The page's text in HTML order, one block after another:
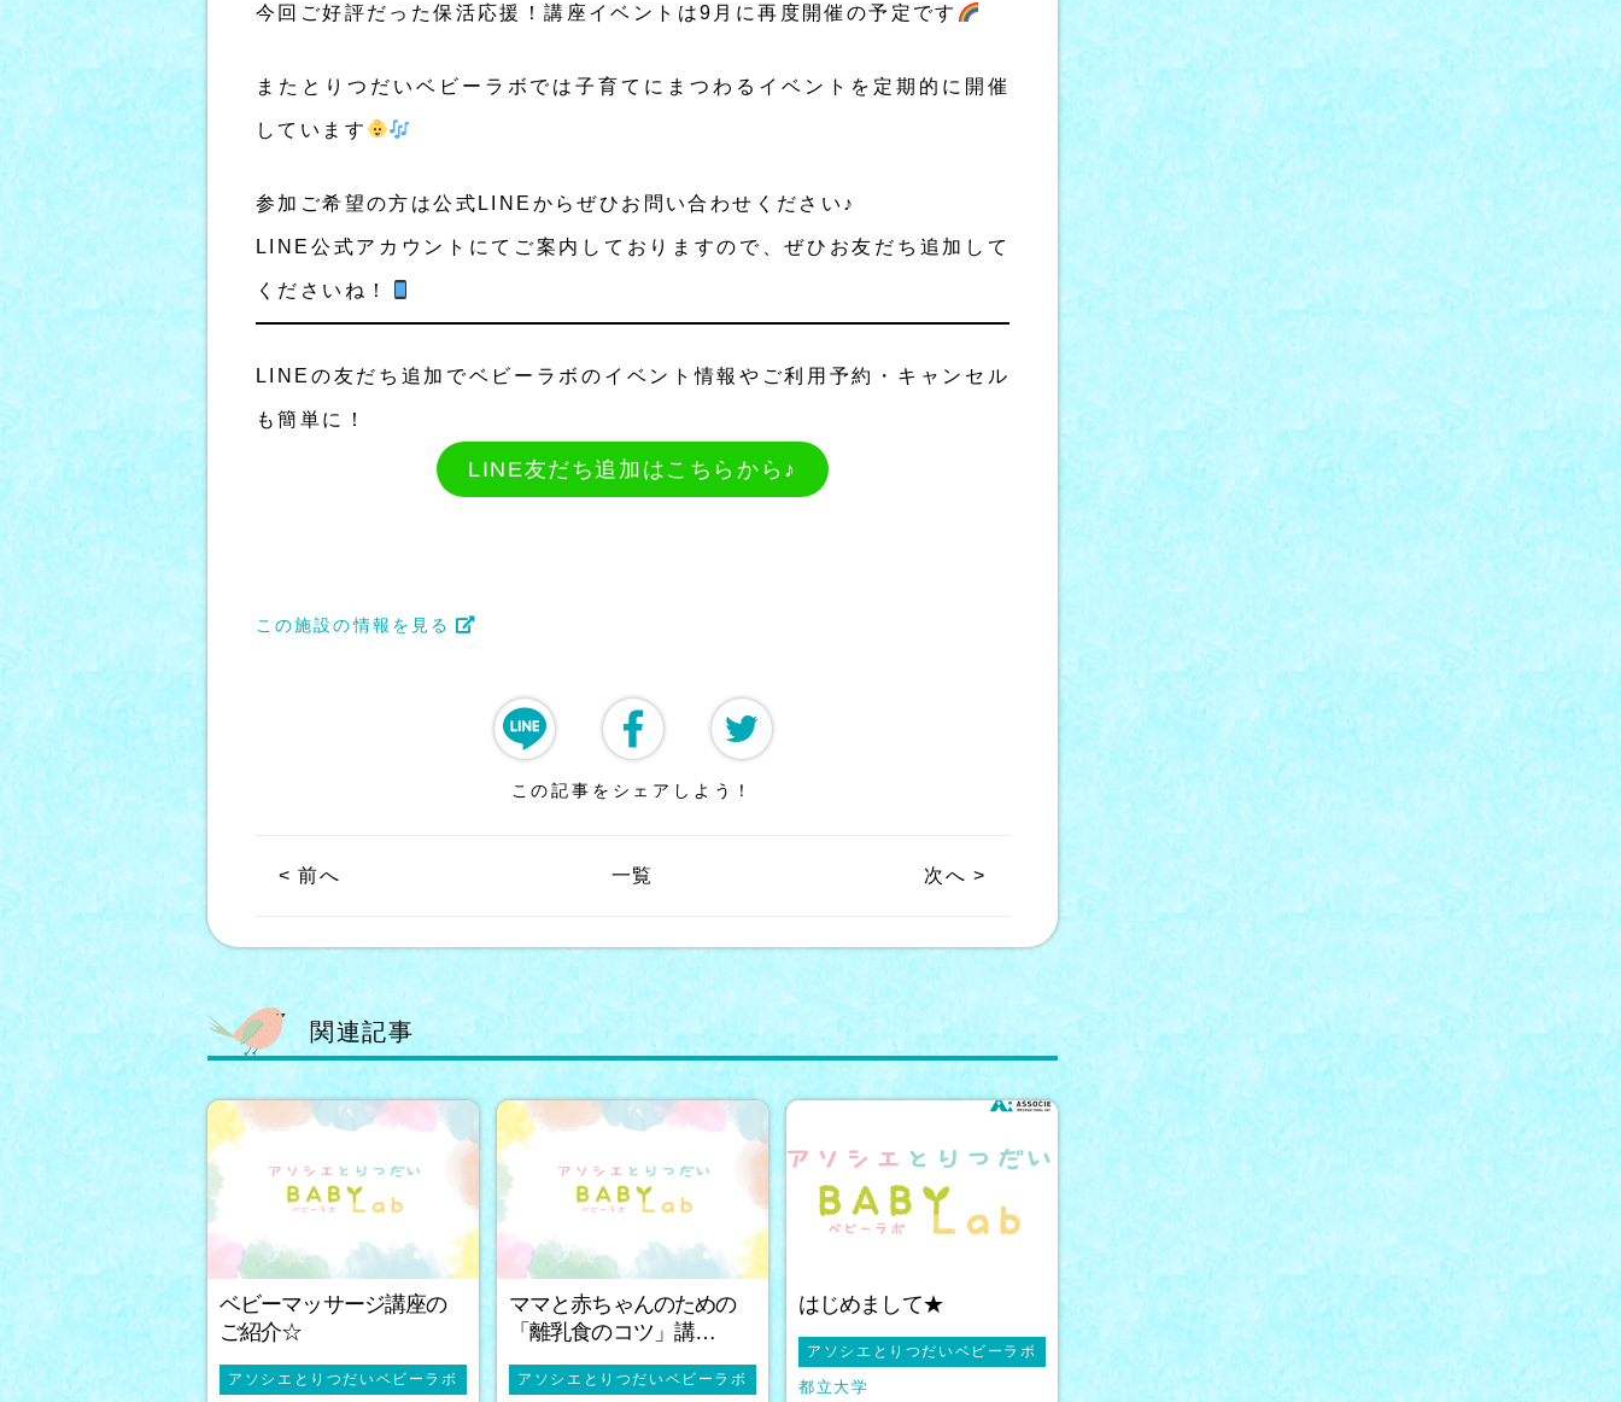
今回ご好評だった保活応援！講座イベントは9月に再度開催の予定です
またとりつだいベビーラボでは子育てにまつわるイベントを定期的に開催
しています
参加ご希望の方は公式LINEからぜひお問い合わせください♪
LINE公式アカウントにてご案内しておりますので、ぜひお友だち追加して
くださいね！
LINEの友だち追加でベビーラボのイベント情報やご利用予約・キャンセル
も簡単に！
LINE友だち追加はこちらから♪
この施設の情報を見る
この記事をシェアしよう！
< 前へ 一覧 次へ >
関連記事
ベビーマッサージ講座の
ご紹介☆
アソシエとりつだいベビーラボ
ママと赤ちゃんのための
「離乳食のコツ」講…
アソシエとりつだいベビーラボ
はじめまして★
アソシエとりつだいベビーラボ
都立大学